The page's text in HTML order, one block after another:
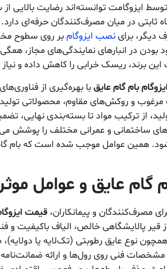
ایزوگامت توانسته‌اند رضایت بالایی
ثابتی در میان مصرف‌کنندگان حرفه‌ای
دیگر، براینصب ایزوگامبر روی سطوح
در انبارهای نمایندگی‌های مجاز،
برند، ریسک خرابی را کاهش داده و
بام گام عایقبا بهره‌گیری از
مرغوب و روکش‌های مقاوم، محصولاتی
از ترکیب مواد تا بسته‌بندی نهایی،
ساختمانی و عمرانی مختلف را
همین عوامل موجب شده است که بام گام
گام عایق و عوامل
مصرف‌کنندگان و پیمانکاران، قیمت
قیر پالایشگاهی خالص، الیاف باکیفیت
نوع عایق رطوبتی (تک‌لایه یا
فنی روی رول‌ها و ارائه